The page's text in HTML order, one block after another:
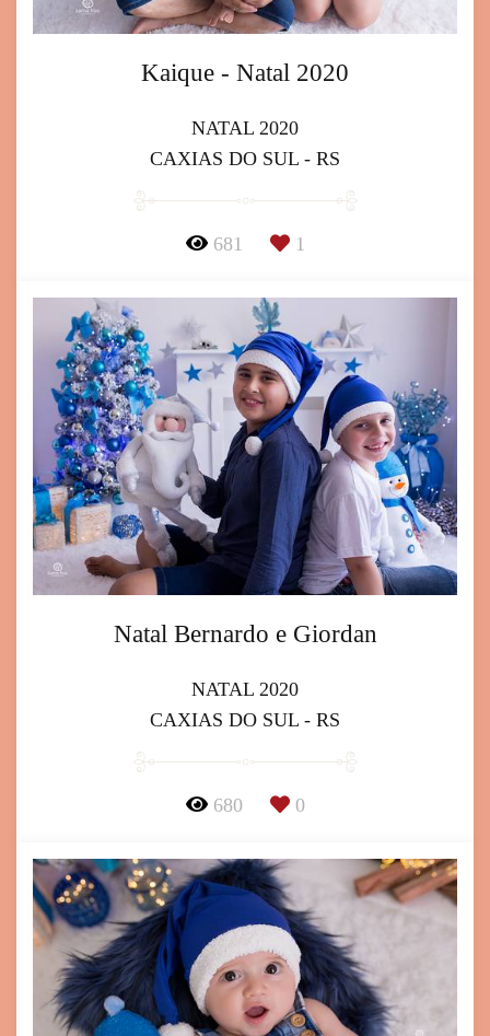
Kaique - Natal 2020
NATAL 2020
CAXIAS DO SUL - RS
681 1
Natal Bernardo e Giordan
NATAL 2020
CAXIAS DO SUL - RS
680 0